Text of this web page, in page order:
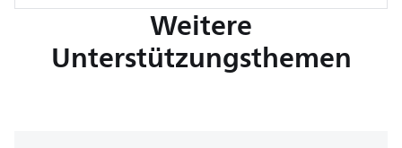
Weitere
Unterstützungsthemen